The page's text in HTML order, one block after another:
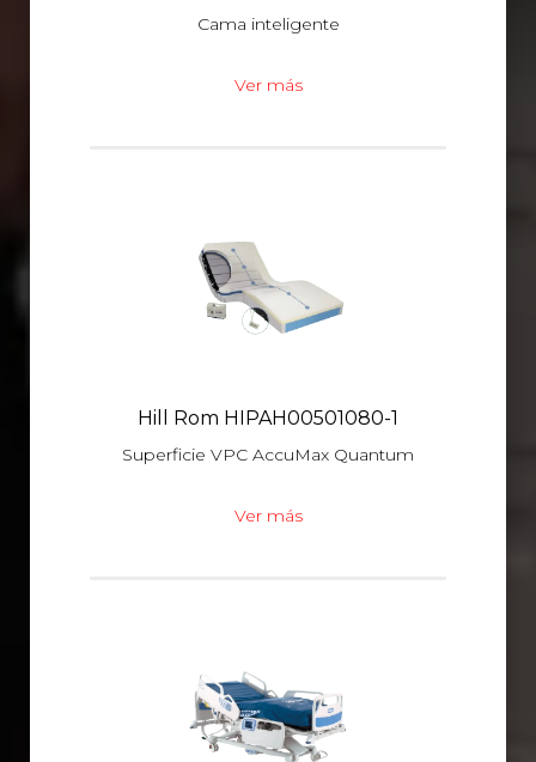
Cama inteligente
Ver más
Hill Rom HIPAH00501080-1
Superficie VPC AccuMax Quantum
Ver más